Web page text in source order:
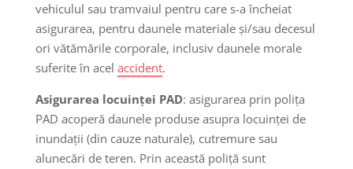
vehiculul sau tramvaiul pentru care s-a încheiat
asigurarea, pentru daunele materiale și/sau decesul
ori vătămările corporale, inclusiv daunele morale
suferite în acel accident.
Asigurarea locuinței PAD: asigurarea prin polița
PAD acoperă daunele produse asupra locuinței de
inundații (din cauze naturale), cutremure sau
alunecări de teren. Prin această poliță sunt